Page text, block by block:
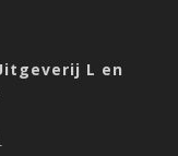
L en